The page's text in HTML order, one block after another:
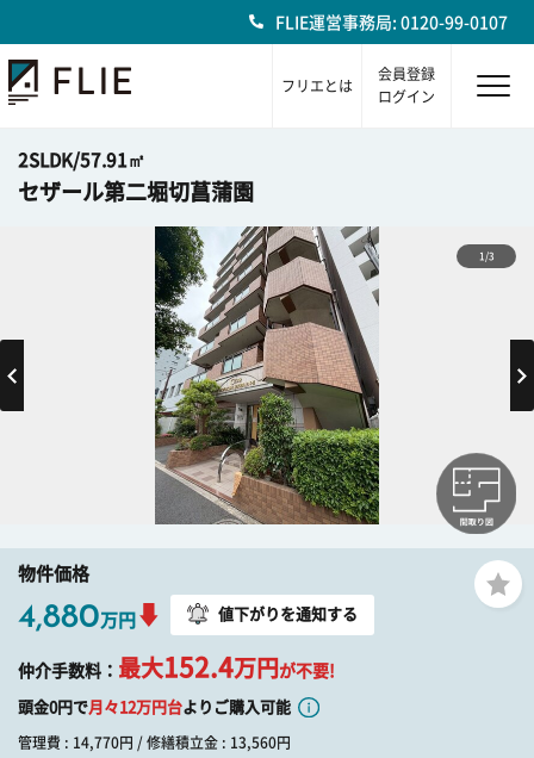
FLIE運営事務局: 0120-99-0107
フリエとは
会員登録
ログイン
2SLDK/57.91㎡
セザール第二堀切菖蒲園
1/3
物件価格
4,880万円 値下がりを通知する
仲介手数料： 最大152.4万円 が不要!
頭金0円で月々12万円台よりご購入可能
管理費 : 14,770円 / 修繕積立金 : 13,560円